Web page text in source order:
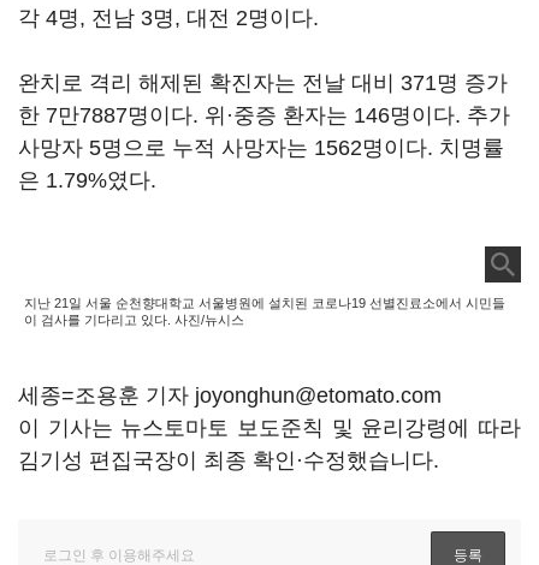
각 4명, 전남 3명, 대전 2명이다.
완치로 격리 해제된 확진자는 전날 대비 371명 증가
한 7만7887명이다. 위·중증 환자는 146명이다. 추가
사망자 5명으로 누적 사망자는 1562명이다. 치명률
은 1.79%였다.
지난 21일 서울 순천향대학교 서울병원에 설치된 코로나19 선별진료소에서 시민들
이 검사를 기다리고 있다. 사진/뉴시스
세종=조용훈 기자 joyonghun@etomato.com
이 기사는 뉴스토마토 보도준칙 및 윤리강령에 따라
김기성 편집국장이 최종 확인·수정했습니다.